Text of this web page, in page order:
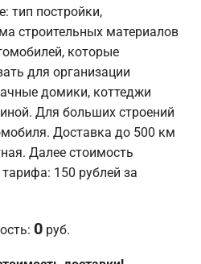
тип постройки,
строительных материалов
которые
для организации
домики, коттеджи
Для больших строений
Доставка до 500 км
Далее стоимость
150 рублей за
0 руб.